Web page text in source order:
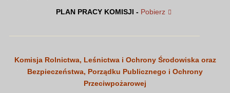
PLAN PRACY KOMISJI - Pobierz
Komisja Rolnictwa, Leśnictwa i Ochrony Środowiska oraz
Bezpieczeństwa, Porządku Publicznego i Ochrony
Przeciwpożarowej